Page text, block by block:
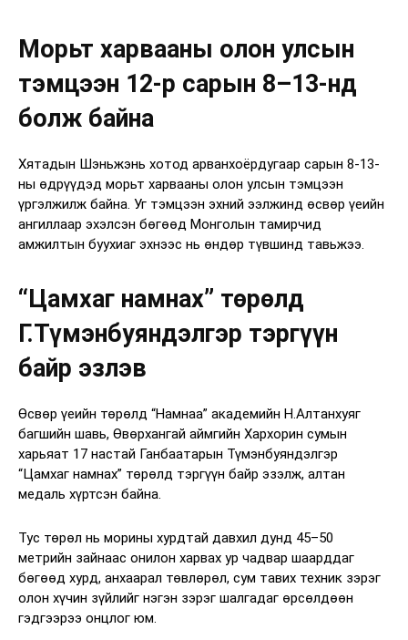
Морьт харвааны олон улсын
тэмцээн 12-р сарын 8–13-нд
болж байна
Хятадын Шэньжэнь хотод арванхоёрдугаар сарын 8-13-
ны өдрүүдэд морьт харвааны олон улсын тэмцээн
үргэлжилж байна. Уг тэмцээн эхний ээлжинд өсвөр үеийн
ангиллаар эхэлсэн бөгөөд Монголын тамирчид
амжилтын буухиаг эхнээс нь өндөр түвшинд тавьжээ.
“Цамхаг намнах” төрөлд
Г.Түмэнбуяндэлгэр тэргүүн
байр эзлэв
Өсвөр үеийн төрөлд “Намнаа” академийн Н.Алтанхуяг
багшийн шавь, Өвөрхангай аймгийн Хархорин сумын
харьяат 17 настай Ганбаатарын Түмэнбуяндэлгэр
“Цамхаг намнах” төрөлд тэргүүн байр эзэлж, алтан
медаль хүртсэн байна.
Тус төрөл нь морины хурдтай давхил дунд 45–50
метрийн зайнаас онилон харвах ур чадвар шаарддаг
бөгөөд хурд, анхаарал төвлөрөл, сум тавих техник зэрэг
олон хүчин зүйлийг нэгэн зэрэг шалгадаг өрсөлдөөн
гэдгээрээ онцлог юм.